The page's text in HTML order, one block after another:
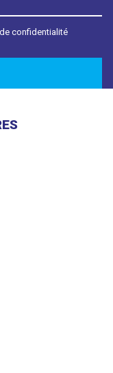
confidentialité